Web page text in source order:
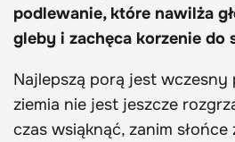
podlewanie, które nawilża
gleby i zachęca korzenie do
Najlepszą porą jest wczesny
ziemia nie jest jeszcze
czas wsiąknąć, zanim